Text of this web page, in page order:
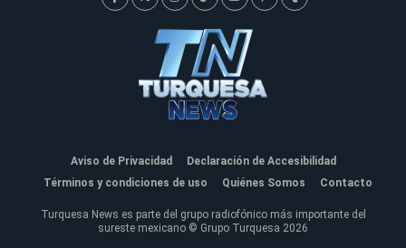
Aviso de Privacidad
Declaración de Accesibilidad
Términos y condiciones de uso
Quiénes Somos Contacto
Turquesa News es parte del grupo radiofónico más importante del
sureste mexicano © Grupo Turquesa 2026